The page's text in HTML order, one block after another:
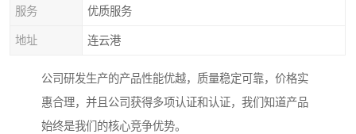
服务 优质服务
地址 连云港
公司研发生产的产品性能优越，质量稳定可靠，价格实
惠合理，并且公司获得多项认证和认证，我们知道产品
始终是我们的核心竞争优势。